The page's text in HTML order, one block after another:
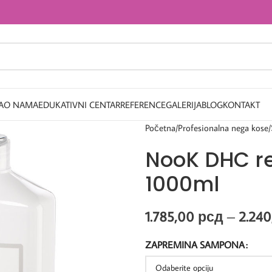
O NAMAEDUKATIVNI CENTARREFERENCEGALERIJABLOGKONTAKT
Početna Profesionalna nega kose
NooK DHC
1000ml
1.785,00 рсд –
ZAPREMINA SAMPONA